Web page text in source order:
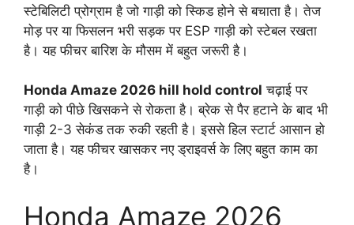
स्टेबिलिटी प्रोग्राम है जो गाड़ी को स्किड होने से बचाता है। तेज
मोड़ पर या फिसलन भरी सड़क पर ESP गाड़ी को स्टेबल रखता
है। यह फीचर बारिश के मौसम में बहुत जरूरी है।
Honda Amaze 2026 hill hold control चढ़ाई पर
गाड़ी को पीछे खिसकने से रोकता है। ब्रेक से पैर हटाने के बाद भी
गाड़ी 2-3 सेकंड तक रुकी रहती है। इससे हिल स्टार्ट आसान हो
जाता है। यह फीचर खासकर नए ड्राइवर्स के लिए बहुत काम का
है।
Honda Amaze 2026